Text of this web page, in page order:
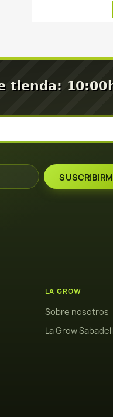
LA GROW
Sobre nosotros
La Grow Sabadell